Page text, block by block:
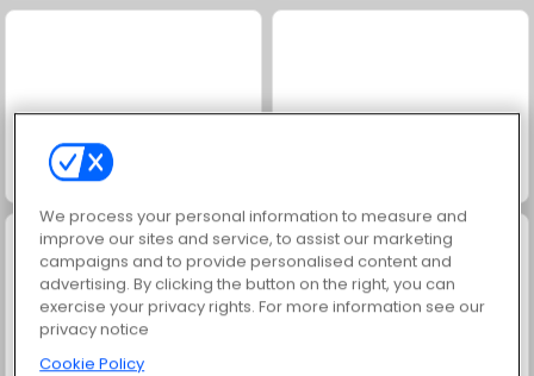
¡Vamos a pescar!
We process your personal information to measure and
improve our sites and service, to assist our marketing
campaigns and to provide personalised content and
advertising. By clicking the button on the right, you can
exercise your privacy rights. For more information see our
privacy notice
Cookie Policy